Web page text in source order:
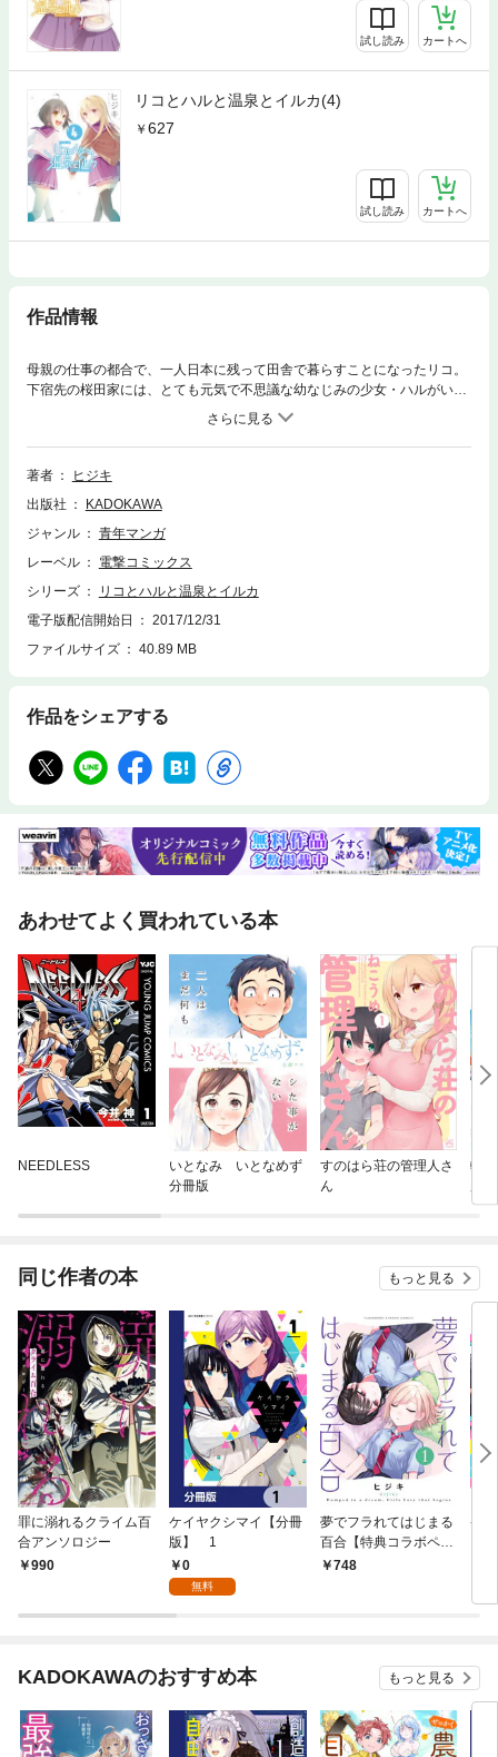
試し読み カートへ
リコとハルと温泉とイルカ(4)
627
試し読み カートへ
作品情報
母親の仕事の都合で、一人日本に残って田舎で暮らすことになったリコ。
下宿先の桜田家には、とても元気で不思議な幼なじみの少女・ハルがいて
著者
ヒジキ
出版社
KADOKAWA
ジャンル
青年マンガ
レーベル
電撃コミックス
シリーズ
リコとハルと温泉とイルカ
電子版配信開始日
2017/12/31
ファイルサイズ
40.89 MB
作品をシェアする
あわせてよく買われている本
NEEDLESS
いとなみ いとなめず
分冊版
すのはら荘の管理人さ
ん
転
同じ作者の本 もっと見る
罪に溺れるクライム百
合アンソロジー
990
ケイヤクシマイ【分冊
版】 1
0
無料
夢でフラれてはじまる
百合【特典コラボペー
パー付】 (1)
748
ケ
KADOKAWAのおすすめ本 もっと見る